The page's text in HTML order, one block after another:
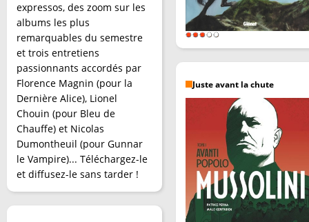
expressos, des zoom sur les
albums les plus
remarquables du semestre
et trois entretiens
passionnants accordés par
Florence Magnin (pour la
Dernière Alice), Lionel
Chouin (pour Bleu de
Chauffe) et Nicolas
Dumontheuil (pour Gunnar
le Vampire)... Téléchargez-le
et diffusez-le sans tarder !
Juste avant la chute